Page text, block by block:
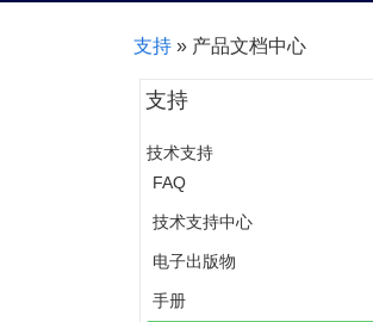
支持 » 产品文档中心
支持
技术支持
FAQ
技术支持中心
电子出版物
手册